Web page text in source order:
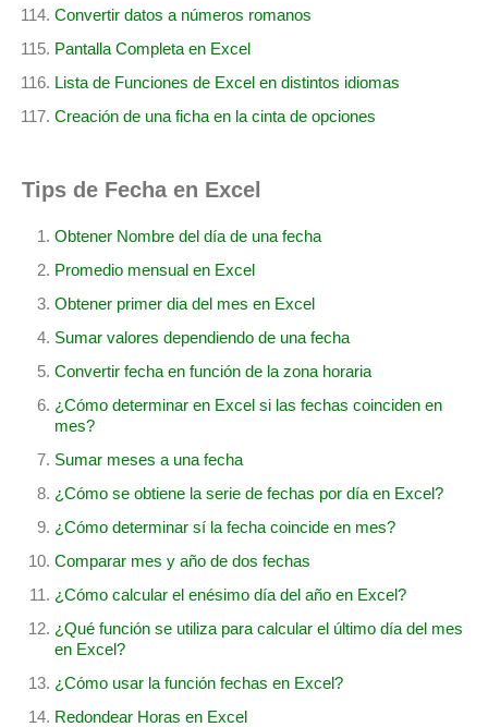
Convertir datos a números romanos
Pantalla Completa en Excel
Lista de Funciones de Excel en distintos idiomas
Creación de una ficha en la cinta de opciones
Tips de Fecha en Excel
Obtener Nombre del día de una fecha
Promedio mensual en Excel
Obtener primer dia del mes en Excel
Sumar valores dependiendo de una fecha
Convertir fecha en función de la zona horaria
¿Cómo determinar en Excel si las fechas coinciden en
mes?
Sumar meses a una fecha
¿Cómo se obtiene la serie de fechas por día en Excel?
¿Cómo determinar sí la fecha coincide en mes?
Comparar mes y año de dos fechas
¿Cómo calcular el enésimo día del año en Excel?
¿Qué función se utiliza para calcular el último día del mes
en Excel?
¿Cómo usar la función fechas en Excel?
Redondear Horas en Excel